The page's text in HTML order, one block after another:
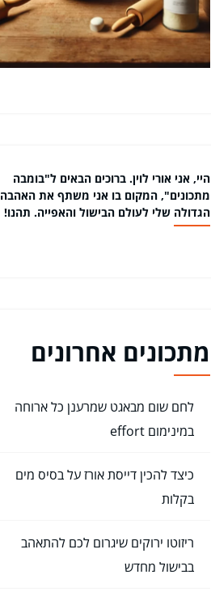
היי, אני אורי לוין. ברוכים הבאים ל"בומבה
מתכונים", המקום בו אני משתף את האהבה
הגדולה שלי לעולם הבישול והאפייה. תהנו!
מתכונים אחרונים
לחם שום מבאגט שמרענן כל ארוחה
במינימום effort
כיצד להכין דייסת אורז על בסיס מים
בקלות
ריזוטו ירוקים שיגרום לכם להתאהב
בבישול מחדש